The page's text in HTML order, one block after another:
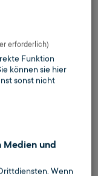
erforderlich)
Funktion
können sie hier
sonst nicht
Medien und
Wenn